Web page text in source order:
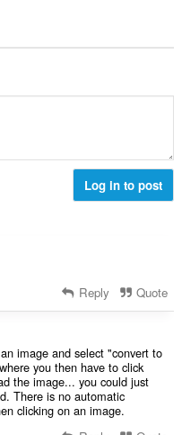
Log in to post
Reply Quote
image and select "convert to
you then have to click
the image... you could just
There is no automatic
clicking on an image.